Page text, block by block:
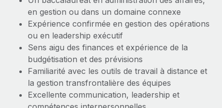
en gestion ou dans un domaine connexe
Expérience confirmée en gestion des opérations
ou en leadership exécutif
Sens aigu des finances et expérience de la
budgétisation et des prévisions
Familiarité avec les outils de travail à distance et
la gestion transfrontalière des équipes
Excellente communication, leadership et